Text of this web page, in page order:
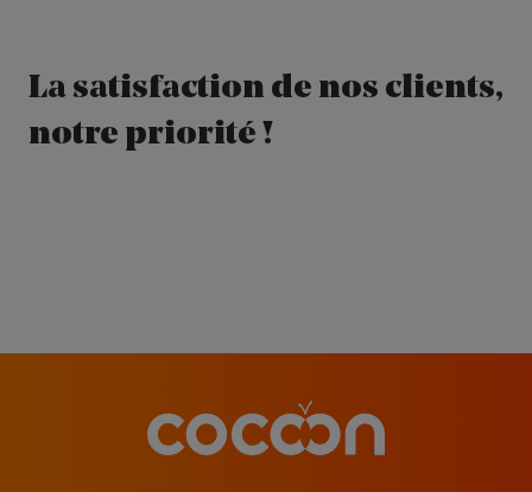
La satisfaction de nos clients,
notre priorité !